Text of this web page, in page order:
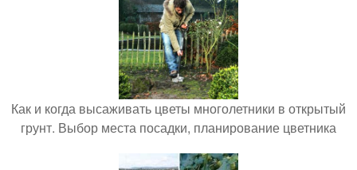
Как и когда высаживать цветы многолетники в открытый
грунт. Выбор места посадки, планирование цветника